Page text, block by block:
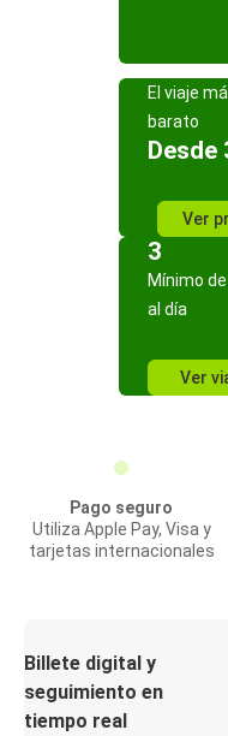
El viaje
barato
Desde
Ver
3
Mínimo
al día
Ver
Pago seguro
Utiliza Apple Pay, Visa y
tarjetas internacionales
Billete digital y
seguimiento en
tiempo real